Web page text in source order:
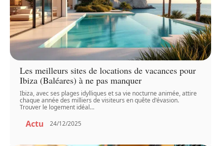
Les meilleurs sites de locations de vacances pour
Ibiza (Baléares) à ne pas manquer
Ibiza, avec ses plages idylliques et sa vie nocturne animée, attire
chaque année des milliers de visiteurs en quête d'évasion.
Trouver le logement idéal…
Actu 24/12/2025